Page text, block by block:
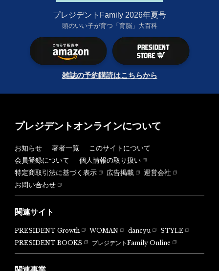
プレジデントFamily 2026年夏号
頭のいい子が育つ「育脳」大百科
雑誌の予約購読はこちらから
プレジデントオンラインについて
お知らせ 著者一覧
このサイトについて
会員登録について
個人情報の取り扱い
特定商取引法に基づく表示
広告掲載
運営会社
お問い合わせ
関連サイト
PRESIDENT Growth WOMAN dancyu
STYLE
PRESIDENT BOOKS
プレジデントFamily Online